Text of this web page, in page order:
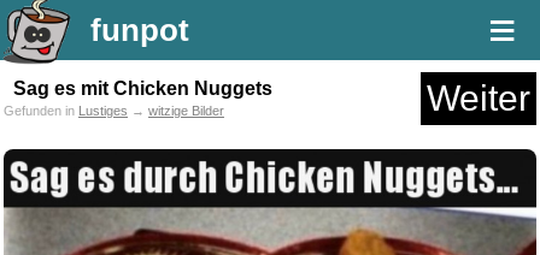
funpot ≡
Sag es mit Chicken Nuggets Weiter
Gefunden in Lustiges → witzige Bilder